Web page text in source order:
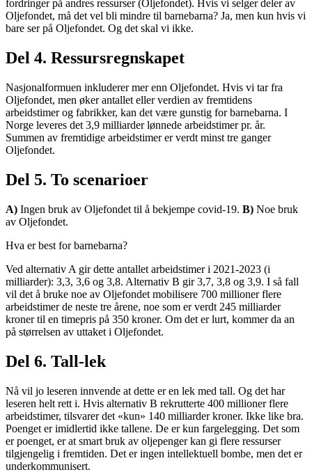
fordringer på andres ressurser (Oljefondet). Hvis vi selger deler av
Oljefondet, må det vel bli mindre til barnebarna? Ja, men kun hvis vi
bare ser på Oljefondet. Og det skal vi ikke.
Del 4. Ressursregnskapet
Nasjonalformuen inkluderer mer enn Oljefondet. Hvis vi tar fra
Oljefondet, men øker antallet eller verdien av fremtidens
arbeidstimer og fabrikker, kan det være gunstig for barnebarna. I
Norge leveres det 3,9 milliarder lønnede arbeidstimer pr. år.
Summen av fremtidige arbeidstimer er verdt minst tre ganger
Oljefondet.
Del 5. To scenarioer
A) Ingen bruk av Oljefondet til å bekjempe covid-19. B) Noe bruk
av Oljefondet.
Hva er best for barnebarna?
Ved alternativ A gir dette antallet arbeidstimer i 2021-2023 (i
milliarder): 3,3, 3,6 og 3,8. Alternativ B gir 3,7, 3,8 og 3,9. I så fall
vil det å bruke noe av Oljefondet mobilisere 700 millioner flere
arbeidstimer de neste tre årene, noe som er verdt 245 milliarder
kroner til en timepris på 350 kroner. Om det er lurt, kommer da an
på størrelsen av uttaket i Oljefondet.
Del 6. Tall-lek
Nå vil jo leseren innvende at dette er en lek med tall. Og det har
leseren helt rett i. Hvis alternativ B rekrutterte 400 millioner flere
arbeidstimer, tilsvarer det «kun» 140 milliarder kroner. Ikke like bra.
Poenget er imidlertid ikke tallene. De er kun fargelegging. Det som
er poenget, er at smart bruk av oljepenger kan gi flere ressurser
tilgjengelig i fremtiden. Det er ingen intellektuell bombe, men det er
underkommunisert.